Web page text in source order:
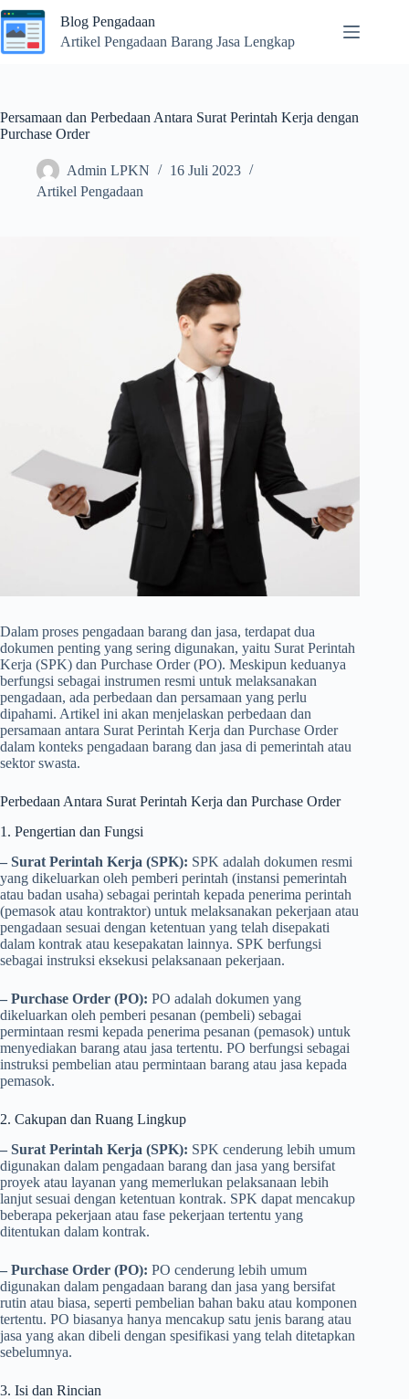
Skip
to
content
Blog Pengadaan
Artikel Pengadaan Barang Jasa Lengkap
Persamaan dan Perbedaan Antara Surat Perintah Kerja dengan
Purchase Order
Admin LPKN
16 Juli 2023
Artikel Pengadaan
Dalam proses pengadaan barang dan jasa, terdapat dua
dokumen penting yang sering digunakan, yaitu Surat Perintah
Kerja (SPK) dan Purchase Order (PO). Meskipun keduanya
berfungsi sebagai instrumen resmi untuk melaksanakan
pengadaan, ada perbedaan dan persamaan yang perlu
dipahami. Artikel ini akan menjelaskan perbedaan dan
persamaan antara Surat Perintah Kerja dan Purchase Order
dalam konteks pengadaan barang dan jasa di pemerintah atau
sektor swasta.
Perbedaan Antara Surat Perintah Kerja dan Purchase Order
1. Pengertian dan Fungsi
– Surat Perintah Kerja (SPK): SPK adalah dokumen resmi
yang dikeluarkan oleh pemberi perintah (instansi pemerintah
atau badan usaha) sebagai perintah kepada penerima perintah
(pemasok atau kontraktor) untuk melaksanakan pekerjaan atau
pengadaan sesuai dengan ketentuan yang telah disepakati
dalam kontrak atau kesepakatan lainnya. SPK berfungsi
sebagai instruksi eksekusi pelaksanaan pekerjaan.
– Purchase Order (PO): PO adalah dokumen yang
dikeluarkan oleh pemberi pesanan (pembeli) sebagai
permintaan resmi kepada penerima pesanan (pemasok) untuk
menyediakan barang atau jasa tertentu. PO berfungsi sebagai
instruksi pembelian atau permintaan barang atau jasa kepada
pemasok.
2. Cakupan dan Ruang Lingkup
– Surat Perintah Kerja (SPK): SPK cenderung lebih umum
digunakan dalam pengadaan barang dan jasa yang bersifat
proyek atau layanan yang memerlukan pelaksanaan lebih
lanjut sesuai dengan ketentuan kontrak. SPK dapat mencakup
beberapa pekerjaan atau fase pekerjaan tertentu yang
ditentukan dalam kontrak.
– Purchase Order (PO): PO cenderung lebih umum
digunakan dalam pengadaan barang dan jasa yang bersifat
rutin atau biasa, seperti pembelian bahan baku atau komponen
tertentu. PO biasanya hanya mencakup satu jenis barang atau
jasa yang akan dibeli dengan spesifikasi yang telah ditetapkan
sebelumnya.
3. Isi dan Rincian